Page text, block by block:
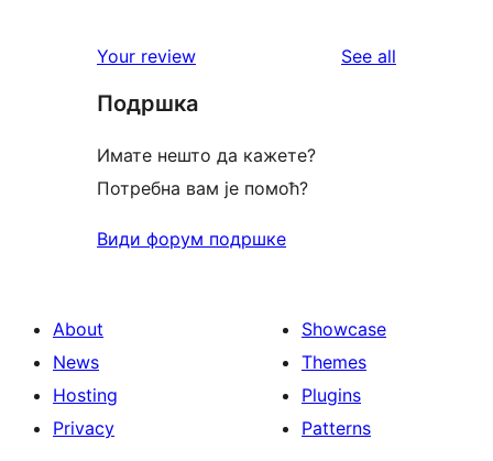
Your review See all
Подршка
Имате нешто да кажете?
Потребна вам је помоћ?
Види форум подршке
About
News
Hosting
Privacy
Showcase
Themes
Plugins
Patterns